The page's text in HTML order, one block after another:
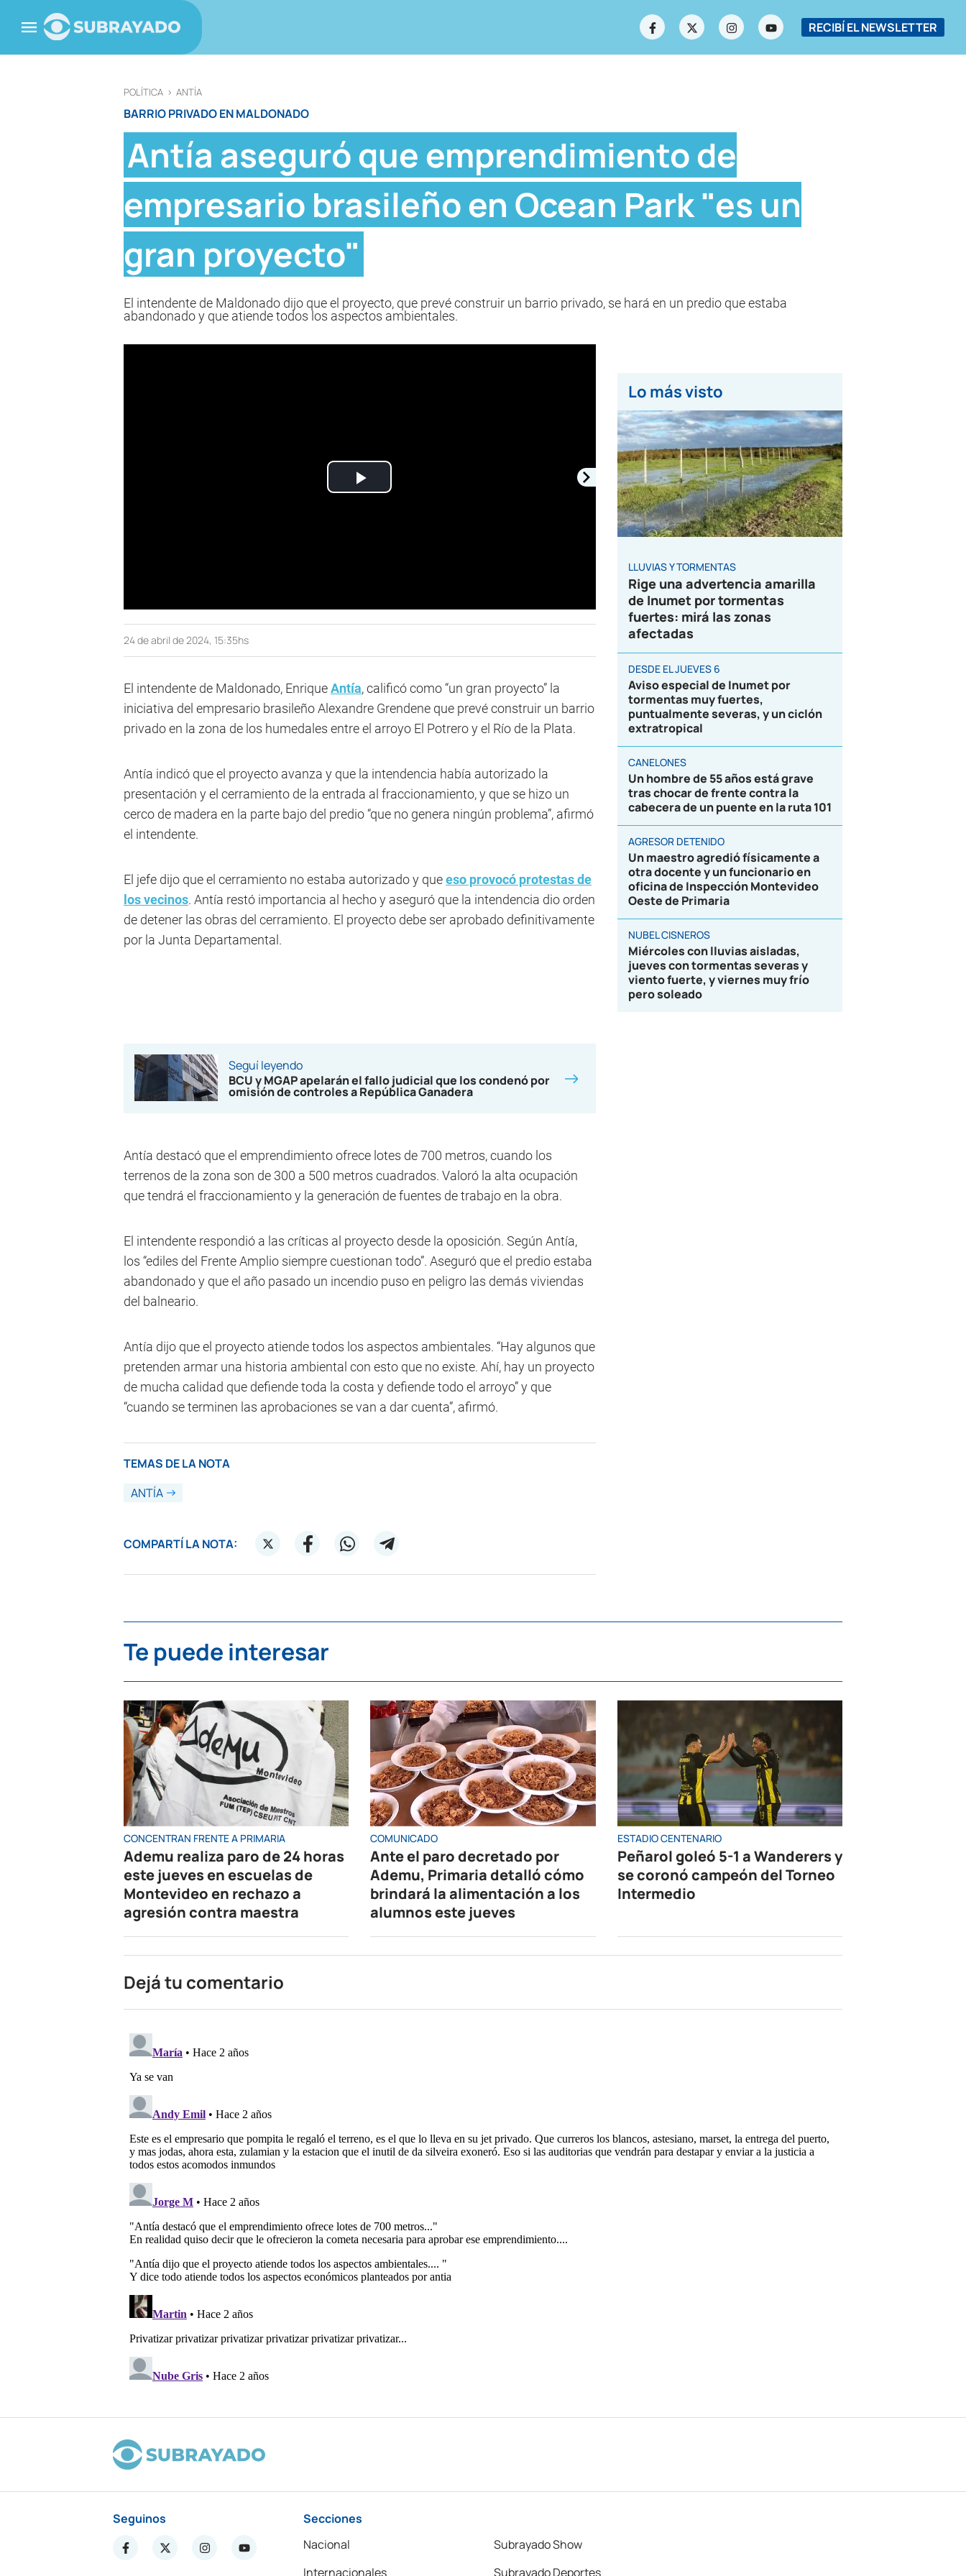
RECIBÍ EL NEWSLETTER
POLÍTICA > ANTÍA
BARRIO PRIVADO EN MALDONADO
Antía aseguró que emprendimiento de
empresario brasileño en Ocean Park "es un
gran proyecto"
El intendente de Maldonado dijo que el proyecto, que prevé construir un barrio privado, se hará en un predio que estaba
abandonado y que atiende todos los aspectos ambientales.
Play
24 de abril de 2024, 15:35hs
El intendente de Maldonado, EnriqueAntía, calificó como “un gran proyecto” la
iniciativa del empresario brasileño Alexandre Grendene que prevé construir un barrio
privado en la zona de los humedales entre el arroyo El Potrero y el Río de la Plata.
Antía indicó que el proyecto avanza y que la intendencia había autorizado la
presentación y el cerramiento de la entrada al fraccionamiento, y que se hizo un
cerco de madera en la parte bajo del predio “que no genera ningún problema”, afirmó
el intendente.
El jefe dijo que el cerramiento no estaba autorizado y queeso provocó protestas de
los vecinos. Antía restó importancia al hecho y aseguró que la intendencia dio orden
de detener las obras del cerramiento. El proyecto debe ser aprobado definitivamente
por la Junta Departamental.
Seguí leyendo
BCU y MGAP apelarán el fallo judicial que los condenó por
omisión de controles a República Ganadera
Antía destacó que el emprendimiento ofrece lotes de 700 metros, cuando los
terrenos de la zona son de 300 a 500 metros cuadrados. Valoró la alta ocupación
que tendrá el fraccionamiento y la generación de fuentes de trabajo en la obra.
El intendente respondió a las críticas al proyecto desde la oposición. Según Antía,
los “ediles del Frente Amplio siempre cuestionan todo”. Aseguró que el predio estaba
abandonado y que el año pasado un incendio puso en peligro las demás viviendas
del balneario.
Antía dijo que el proyecto atiende todos los aspectos ambientales. “Hay algunos que
pretenden armar una historia ambiental con esto que no existe. Ahí, hay un proyecto
de mucha calidad que defiende toda la costa y defiende todo el arroyo” y que
“cuando se terminen las aprobaciones se van a dar cuenta”, afirmó.
TEMAS DE LA NOTA
ANTÍA
COMPARTÍ LA NOTA:
Lo más visto
LLUVIAS Y TORMENTAS
Rige una advertencia amarilla
de Inumet por tormentas
fuertes: mirá las zonas
afectadas
DESDE EL JUEVES 6
Aviso especial de Inumet por
tormentas muy fuertes,
puntualmente severas, y un ciclón
extratropical
CANELONES
Un hombre de 55 años está grave
tras chocar de frente contra la
cabecera de un puente en la ruta 101
AGRESOR DETENIDO
Un maestro agredió físicamente a
otra docente y un funcionario en
oficina de Inspección Montevideo
Oeste de Primaria
NUBEL CISNEROS
Miércoles con lluvias aisladas,
jueves con tormentas severas y
viento fuerte, y viernes muy frío
pero soleado
Te puede interesar
CONCENTRAN FRENTE A PRIMARIA
Ademu realiza paro de 24 horas
este jueves en escuelas de
Montevideo en rechazo a
agresión contra maestra
COMUNICADO
Ante el paro decretado por
Ademu, Primaria detalló cómo
brindará la alimentación a los
alumnos este jueves
ESTADIO CENTENARIO
Peñarol goleó 5-1 a Wanderers y
se coronó campeón del Torneo
Intermedio
Dejá tu comentario
Seguinos
Secciones
Nacional
Internacionales
Subrayado Show
Subrayado Deportes